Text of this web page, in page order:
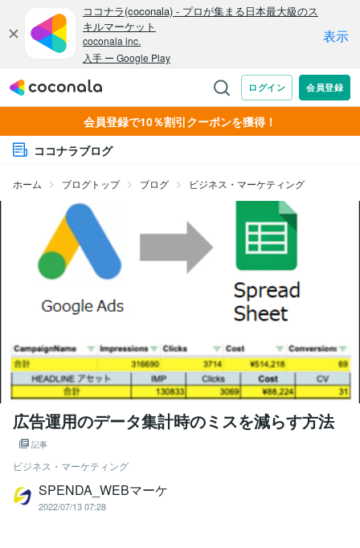
会員登録で10％割引クーポンを獲得！
ココナラブログ
ホーム ブログトップ ブログ ビジネス・マーケティング
広告運用のデータ集計時のミスを減らす方法
記事
ビジネス・マーケティング
SPENDA_WEBマーケ
2022/07/13 07:28